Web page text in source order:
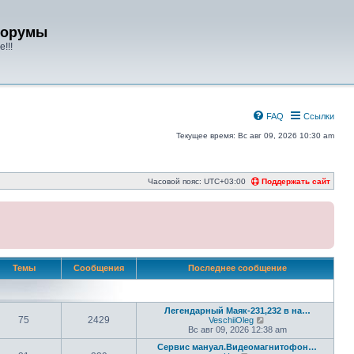
Ссылки
FAQ
Текущее время: Вс авг 09, 2026 10:30 am
Поддержать сайт
Часовой пояс: UTC+03:00
Темы Сообщения Последнее сообщение
75 2429
Легендарный Маяк-231,232 в на…
VeschiiOleg
е
р
е
Вс авг 09, 2026 12:38 am
Сервис мануал.Видеомагнитофон…